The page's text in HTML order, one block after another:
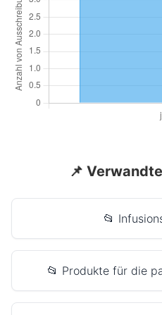
📌
📂
📂 Produkte für die